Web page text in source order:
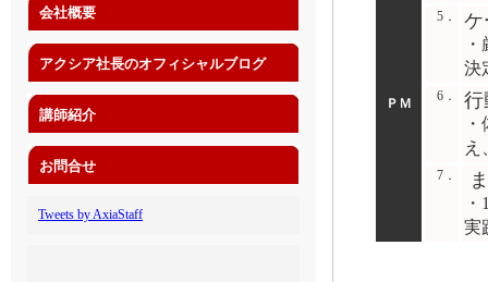
ＰＭ
5． ケ
決
6． 行
え
7．
実
会社概要
アクシア社長のオフィシャルブログ
講師紹介
お問合せ
Tweets by AxiaStaff